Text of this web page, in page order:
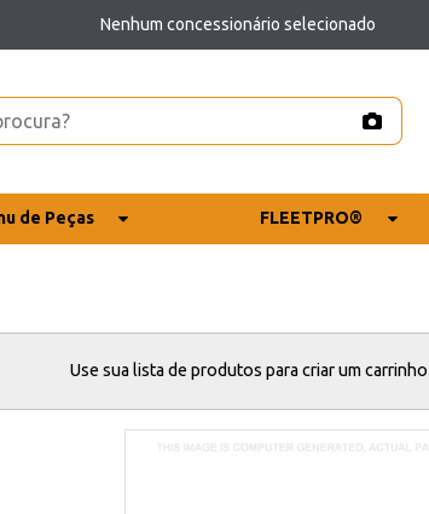
Nenhum concessionário selecionado
de Peças FLEETPRO®
Use sua lista de produtos para criar um